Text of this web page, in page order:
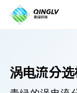
流
涡电流分